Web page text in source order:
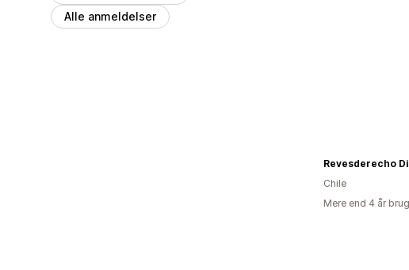
Alle anmeldelser
Chile
Mere end 4 år